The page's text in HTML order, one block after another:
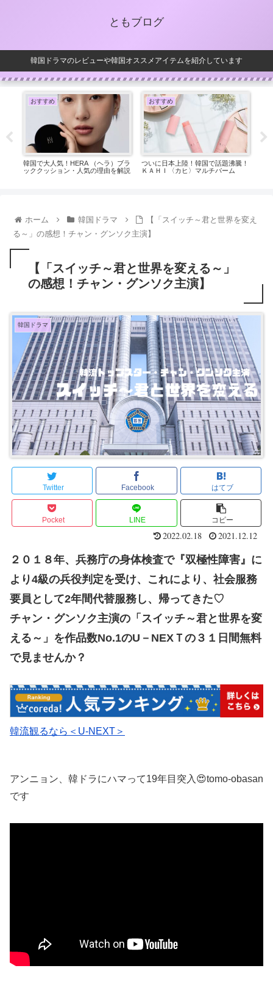
ともブログ
韓国ドラマのレビューや韓国オススメアイテムを紹介しています
おすすめ
韓国で大人気！HERA （ヘラ）ブラ
ッククッション・人気の理由を解説
おすすめ
ついに日本上陸！韓国で話題沸騰！
ＫＡＨＩ〈カヒ〉マルチバーム
ホーム 韓国ドラマ
【「スイッチ～君と世界を変え
る～」の感想！チャン・グンソク主演】
【「スイッチ～君と世界を変える～」
の感想！チャン・グンソク主演】
韓国ドラマ
Twitter Facebook はてブ
Pocket LINE コピー
2022.02.18 2021.12.12
２０１８年、兵務庁の身体検査で『双極性障害』に
より4級の兵役判定を受け、これにより、社会服務
要員として2年間代替服務し、帰ってきた♡
チャン・グンソク主演の「スイッチ～君と世界を変
える～」を作品数No.1のU－NEXＴの３１日間無料
で見ませんか？
韓流観るなら＜U-NEXT＞
アンニョン、韓ドラにハマって19年目突入😍tomo-obasan
です